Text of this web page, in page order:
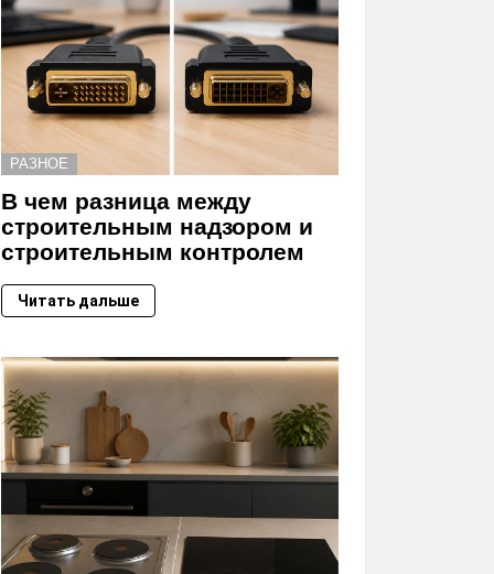
РАЗНОЕ
В чем разница между
строительным надзором и
строительным контролем
Читать дальше